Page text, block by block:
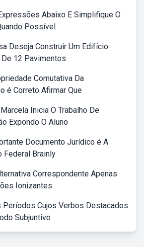
Abaixo E Simplifique O
Possível
Deseja Construir Um Edifício
12 Pavimentos
Comutativa Da
é Correto Afirmar Que
Inicia O Trabalho De
Expondo O Aluno
Documento Jurídico é A
Federal Brainly
Correspondente Apenas
Ionizantes.
Períodos Cujos Verbos Destacados
Subjuntivo